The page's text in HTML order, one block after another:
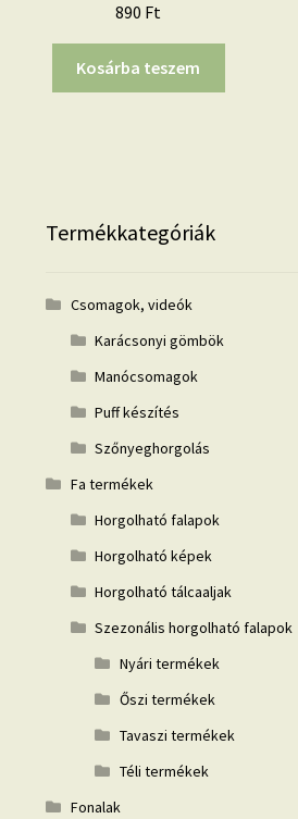
890 Ft
Kosárba teszem
Termékkategóriák
Csomagok, videók
Karácsonyi gömbök
Manócsomagok
Puff készítés
Szőnyeghorgolás
Fa termékek
Horgolható falapok
Horgolható képek
Horgolható tálcaaljak
Szezonális horgolható falapok
Nyári termékek
Őszi termékek
Tavaszi termékek
Téli termékek
Fonalak